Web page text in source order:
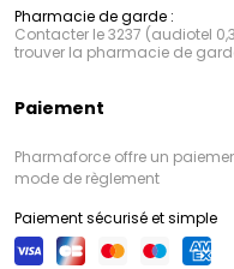
Pharmacie de garde :
Contacter le 3237 (audiotel
trouver la pharmacie de
Paiement
Pharmaforce offre un
mode de règlement
Paiement sécurisé et simple